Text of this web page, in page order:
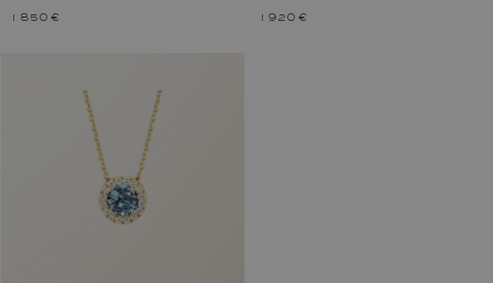
1 850 € 1 920 €